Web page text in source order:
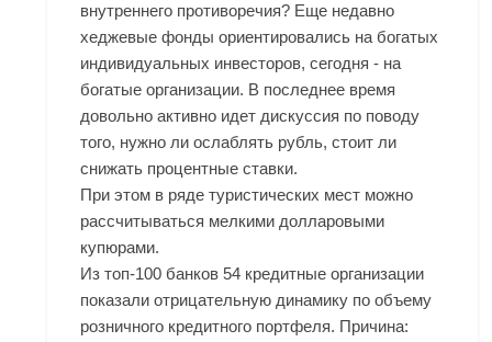
внутреннего противоречия? Еще недавно
хеджевые фонды ориентировались на богатых
индивидуальных инвесторов, сегодня - на
богатые организации. В последнее время
довольно активно идет дискуссия по поводу
того, нужно ли ослаблять рубль, стоит ли
снижать процентные ставки.
При этом в ряде туристических мест можно
рассчитываться мелкими долларовыми
купюрами.
Из топ-100 банков 54 кредитные организации
показали отрицательную динамику по объему
розничного кредитного портфеля. Причина: